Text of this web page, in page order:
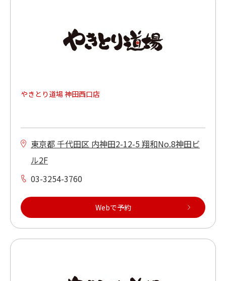
やきとり道場 神田西口店
東京都 千代田区 内神田2-12-5 翔和No.8神田ビ
ル2F
03-3254-3760
Webで予約